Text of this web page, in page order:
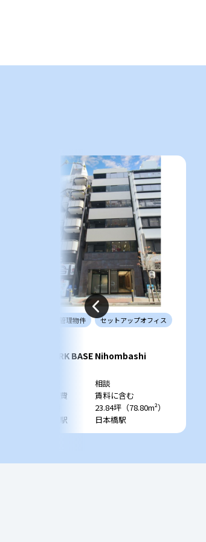
管理物件 セットアップオフィス
WORK BASE Nihombashi
相談
共益費
賃料に含む
23.84坪（78.80m²）
最寄駅
日本橋駅